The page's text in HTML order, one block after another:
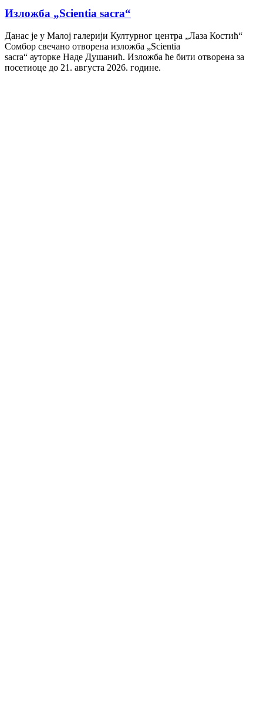
Изложба „Scientia sacra“
Данас је у Малој галерији Културног центра „Лаза Костић“
Сомбор свечано отворена изложба „Scientia
sacra“ ауторке Наде Душанић. Изложба ће бити отворена за
посетиоце до 21. августа 2026. године.